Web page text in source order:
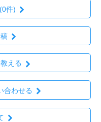
件)
える
合わせる